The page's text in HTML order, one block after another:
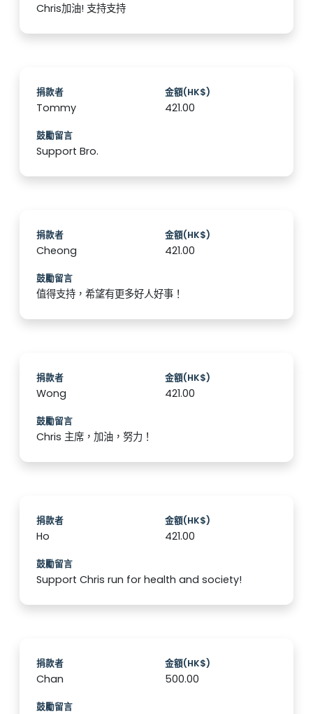
Chris加油! 支持支持
捐款者
Tommy
金額(HK$)
421.00
鼓勵留言
Support Bro.
捐款者
Cheong
金額(HK$)
421.00
鼓勵留言
值得支持，希望有更多好人好事！
捐款者
Wong
金額(HK$)
421.00
鼓勵留言
Chris 主席，加油，努力！
捐款者
Ho
金額(HK$)
421.00
鼓勵留言
Support Chris run for health and society!
捐款者
Chan
金額(HK$)
500.00
鼓勵留言